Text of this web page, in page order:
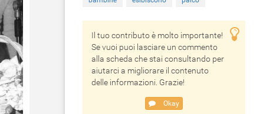
Il tuo contributo è molto importante!
Se vuoi puoi lasciare un commento
alla scheda che stai consultando per
aiutarci a migliorare il contenuto
delle informazioni. Grazie!
Okay